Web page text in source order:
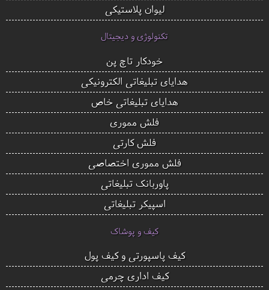
لیوان پلاستیکی
تکنولوژی و دیجیتال
خودکار تاچ پن
هدایای تبلیغاتی الکترونیکی
هدایای تبلیغاتی خاص
فلش مموری
فلش کارتی
فلش مموری اختصاصی
پاوربانک تبلیغاتی
اسپیکر تبلیغاتی
کیف و پوشاک
کیف پاسپورتی و کیف پول
کیف اداری چرمی